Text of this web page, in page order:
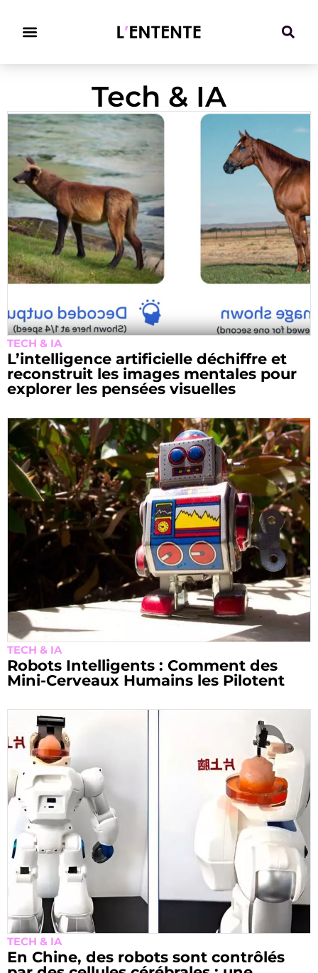
Tech & IA
TECH & IA
L’intelligence artificielle déchiffre et
reconstruit les images mentales pour
explorer les pensées visuelles
TECH & IA
Robots Intelligents : Comment des
Mini-Cerveaux Humains les Pilotent
TECH & IA
En Chine, des robots sont contrôlés